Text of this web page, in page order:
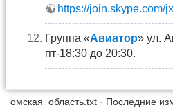
https://join.skype.com/
Группа «Авиатор» ул.
пт-18:30 до 20:30.
омская_область.txt · Последние